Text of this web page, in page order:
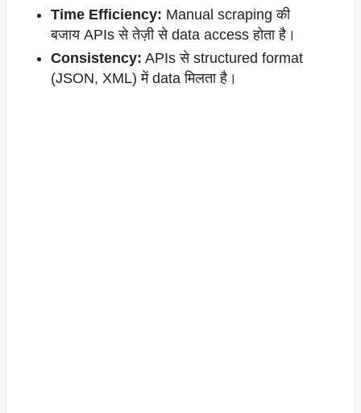
Time Efficiency: Manual scraping की
बजाय APIs से तेज़ी से data access होता है।
Consistency: APIs से structured format
(JSON, XML) में data मिलता है।